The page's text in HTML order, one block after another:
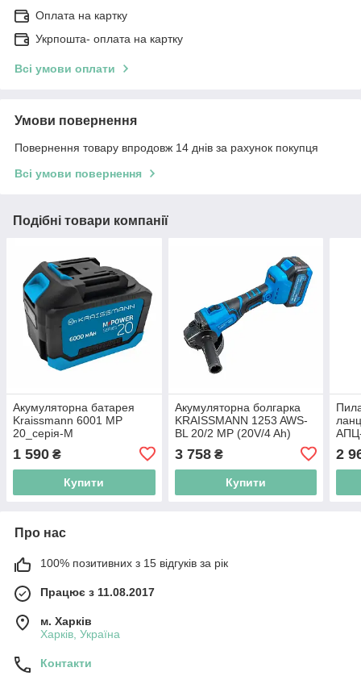
Оплата на картку
Укрпошта- оплата на картку
Всі умови оплати
Умови повернення
Повернення товару впродовж 14 днів за рахунок покупця
Всі умови повернення
Подібні товари компанії
Акумуляторна батарея
Kraissmann 6001 MP
20_серія-М
1 590 ₴
Купити
Акумуляторна болгарка
KRAISSMANN 1253 AWS-
BL 20/2 MP (20V/4 Ah)
3 758₴
Купити
2
Про нас
100% позитивних з 15 відгуків за рік
Працює з 11.08.2017
м. Харків
Харків, Україна
Контакти